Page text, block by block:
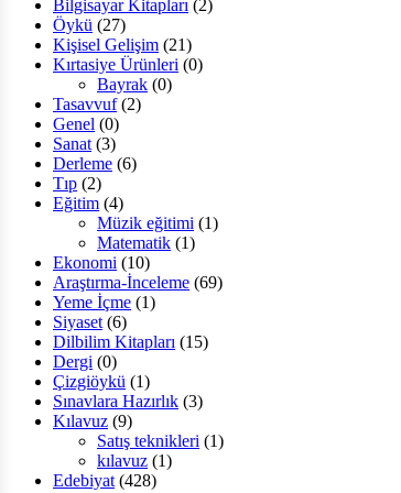
Bilgisayar Kitapları (2)
Öykü (27)
Kişisel Gelişim (21)
Kırtasiye Ürünleri (0)
Bayrak (0)
Tasavvuf (2)
Genel (0)
Sanat (3)
Derleme (6)
Tıp (2)
Eğitim (4)
Müzik eğitimi (1)
Matematik (1)
Ekonomi (10)
Araştırma-İnceleme (69)
Yeme İçme (1)
Siyaset (6)
Dilbilim Kitapları (15)
Dergi (0)
Çizgiöykü (1)
Sınavlara Hazırlık (3)
Kılavuz (9)
Satış teknikleri (1)
kılavuz (1)
Edebiyat (428)